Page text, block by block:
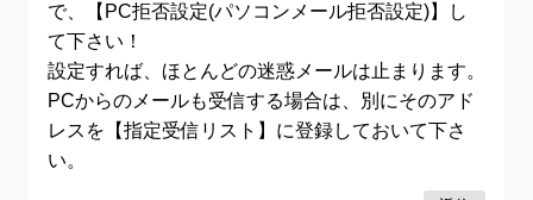
で、【PC拒否設定(パソコンメール拒否設定)】し
て下さい！
設定すれば、ほとんどの迷惑メールは止まります。
PCからのメールも受信する場合は、別にそのアド
レスを【指定受信リスト】に登録しておいて下さ
い。